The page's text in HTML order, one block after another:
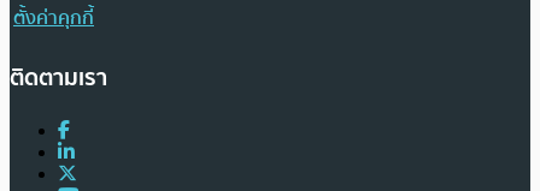
ตั้งค่าคุกกี้
ติดตามเรา